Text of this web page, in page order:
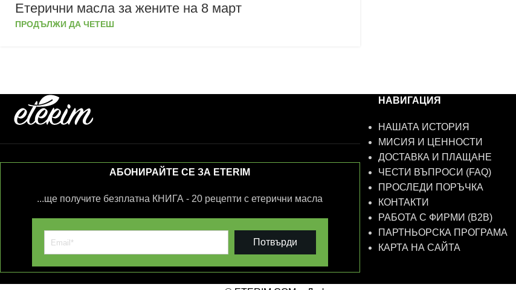
Етерични масла за жените на 8 март
ПРОДЪЛЖИ ДА ЧЕТЕШ
АБОНИРАЙТЕ СЕ ЗА ETERIM
...ще получите безплатна КНИГА - 20 рецепти с етерични масла
Потвърди
НАВИГАЦИЯ
НАШАТА ИСТОРИЯ
МИСИЯ И ЦЕННОСТИ
ДОСТАВКА И ПЛАЩАНЕ
ЧЕСТИ ВЪПРОСИ (FAQ)
ПРОСЛЕДИ ПОРЪЧКА
КОНТАКТИ
РАБОТА С ФИРМИ (B2B)
ПАРТНЬОРСКА ПРОГРАМА
КАРТА НА САЙТА